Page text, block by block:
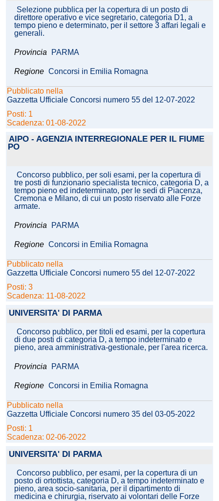
Selezione pubblica per la copertura di un posto di
direttore operativo e vice segretario, categoria D1, a
tempo pieno e determinato, per il settore 3 affari legali e
generali.
Provincia PARMA
Regione Concorsi in Emilia Romagna
Pubblicato nella
Gazzetta Ufficiale Concorsi numero 55 del 12-07-2022
Posti: 1
Scadenza: 01-08-2022
AIPO - AGENZIA INTERREGIONALE PER IL FIUME
PO
Concorso pubblico, per soli esami, per la copertura di
tre posti di funzionario specialista tecnico, categoria D, a
tempo pieno ed indeterminato, per le sedi di Piacenza,
Cremona e Milano, di cui un posto riservato alle Forze
armate.
Provincia PARMA
Regione Concorsi in Emilia Romagna
Pubblicato nella
Gazzetta Ufficiale Concorsi numero 55 del 12-07-2022
Posti: 3
Scadenza: 11-08-2022
UNIVERSITA' DI PARMA
Concorso pubblico, per titoli ed esami, per la copertura
di due posti di categoria D, a tempo indeterminato e
pieno, area amministrativa-gestionale, per l'area ricerca.
Provincia PARMA
Regione Concorsi in Emilia Romagna
Pubblicato nella
Gazzetta Ufficiale Concorsi numero 35 del 03-05-2022
Posti: 1
Scadenza: 02-06-2022
UNIVERSITA' DI PARMA
Concorso pubblico, per esami, per la copertura di un
posto di ortottista, categoria D, a tempo indeterminato e
pieno, area socio-sanitaria, per il dipartimento di
medicina e chirurgia, riservato ai volontari delle Forze